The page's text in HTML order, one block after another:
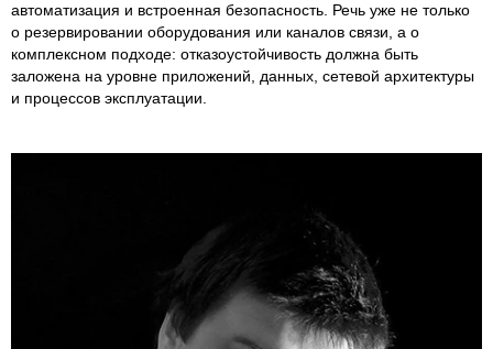
автоматизация и встроенная безопасность. Речь уже не только
о резервировании оборудования или каналов связи, а о
комплексном подходе: отказоустойчивость должна быть
заложена на уровне приложений, данных, сетевой архитектуры
и процессов эксплуатации.